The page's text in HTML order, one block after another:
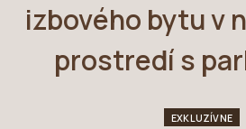
izbového bytu v
prostredí s
EXKLUZÍVNE